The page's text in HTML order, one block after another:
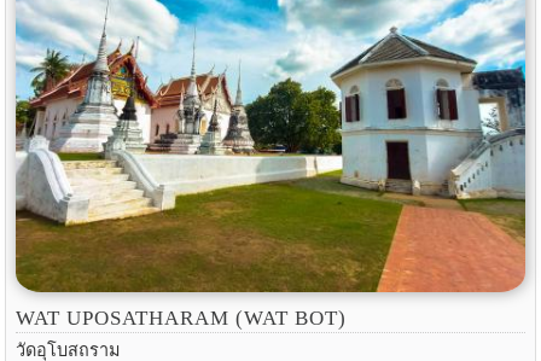
WAT UPOSATHARAM (WAT BOT)
วัดอุโบสถราม